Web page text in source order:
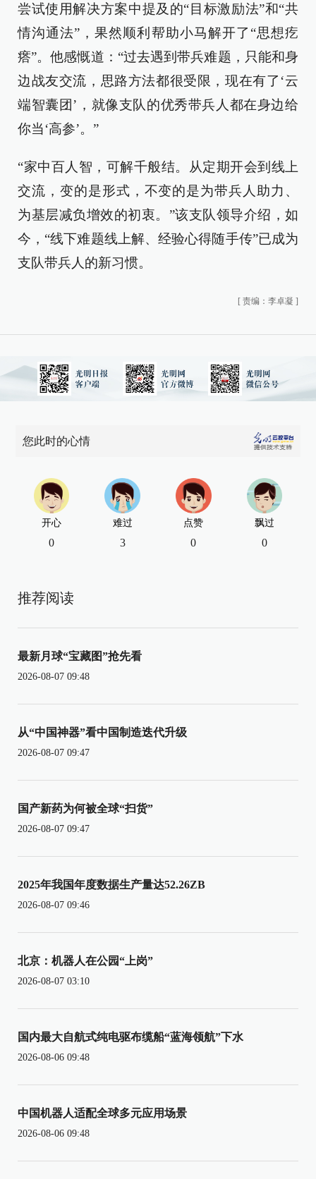
尝试使用解决方案中提及的“目标激励法”和“共
情沟通法”，果然顺利帮助小马解开了“思想疙
瘩”。他感慨道：“过去遇到带兵难题，只能和身
边战友交流，思路方法都很受限，现在有了‘云
端智囊团’，就像支队的优秀带兵人都在身边给
你当‘高参’。”
“家中百人智，可解千般结。从定期开会到线上
交流，变的是形式，不变的是为带兵人助力、
为基层减负增效的初衷。”该支队领导介绍，如
今，“线下难题线上解、经验心得随手传”已成为
支队带兵人的新习惯。
[ 责编：李卓凝 ]
您此时的心情
开心
0
难过
3
点赞
0
飘过
0
推荐阅读
最新月球“宝藏图”抢先看
2026-08-07 09:48
从“中国神器”看中国制造迭代升级
2026-08-07 09:47
国产新药为何被全球“扫货”
2026-08-07 09:47
2025年我国年度数据生产量达52.26ZB
2026-08-07 09:46
北京：机器人在公园“上岗”
2026-08-07 03:10
国内最大自航式纯电驱布缆船“蓝海领航”下水
2026-08-06 09:48
中国机器人适配全球多元应用场景
2026-08-06 09:48